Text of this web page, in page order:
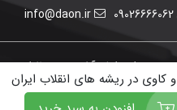
09026666062
info@daon.ir
حقوق برای دانش آنلاین محفوظ است.
کاوی در ریشه های انقلاب ایران